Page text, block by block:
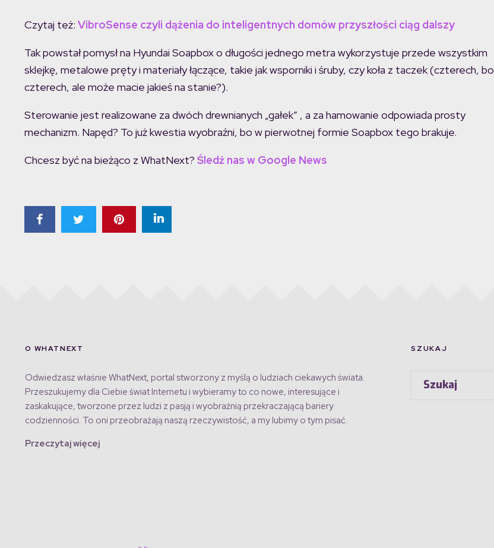
Czytaj też: VibroSense czyli dążenia do inteligentnych domów przyszłości ciąg dalszy
Tak powstał pomysł na Hyundai Soapbox o długości jednego metra wykorzystuje przede wszystkim
sklejkę, metalowe pręty i materiały łączące, takie jak wsporniki i śruby, czy koła z taczek (czterech, bo
czterech, ale może macie jakieś na stanie?).
Sterowanie jest realizowane za dwóch drewnianych „gałek” , a za hamowanie odpowiada prosty
mechanizm. Napęd? To już kwestia wyobraźni, bo w pierwotnej formie Soapbox tego brakuje.
Chcesz być na bieżąco z WhatNext? Śledź nas w Google News
O WHATNEXT
Odwiedzasz właśnie WhatNext, portal stworzony z myślą o ludziach ciekawych świata.
Przeszukujemy dla Ciebie świat Internetu i wybieramy to co nowe, interesujące i
zaskakujące, tworzone przez ludzi z pasją i wyobraźnią przekraczającą bariery
codzienności. To oni przeobrażają naszą rzeczywistość, a my lubimy o tym pisać.
Przeczytaj więcej
SZUKAJ